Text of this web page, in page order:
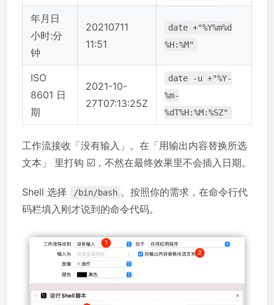
年月日
小时:分
钟
20210711
11:51
date +"%Y%m%d
%H:%M"
ISO
8601 日
期
2021-10-
27T07:13:25Z
date -u +"%Y-
%m-
%dT%H:%M:%SZ"
工作流接收「没有输入」。在「用输出内容替换所选
文本」 里打钩 ☑️，不然在最终效果里不会插入日期。
Shell 选择 /bin/bash 。按照你的需求，在命令行代
码栏填入刚才说到的命令代码。